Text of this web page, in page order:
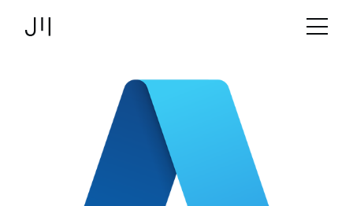
Link zur Startseite
Technologien
JOSHMARTIN